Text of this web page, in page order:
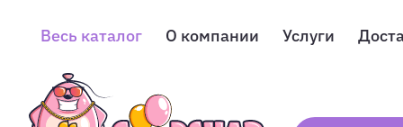
Весь каталог О компании Услуги